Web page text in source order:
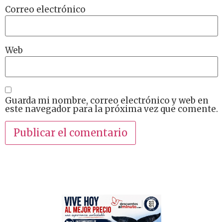
Correo electrónico
Web
Guarda mi nombre, correo electrónico y web en
este navegador para la próxima vez que comente.